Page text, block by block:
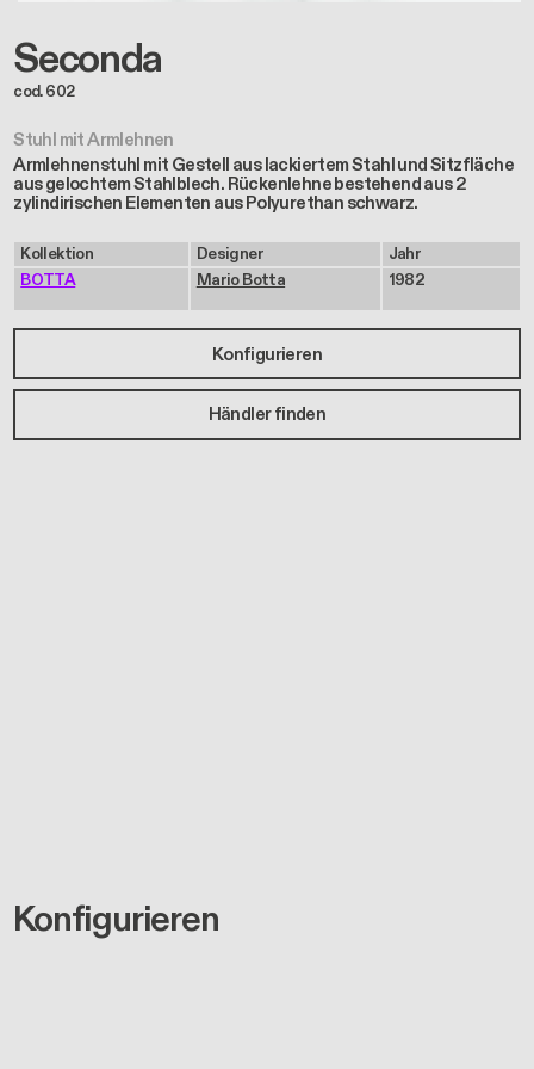
Seconda
cod. 602
Stuhl mit Armlehnen
Armlehnenstuhl mit Gestell aus lackiertem Stahl und Sitzfläche
aus gelochtem Stahlblech. Rückenlehne bestehend aus 2
zylindirischen Elementen aus Polyurethan schwarz.
Kollektion
BOTTA
Designer
Mario Botta
Jahr
1982
Konfigurieren
Händler finden
Konfigurieren